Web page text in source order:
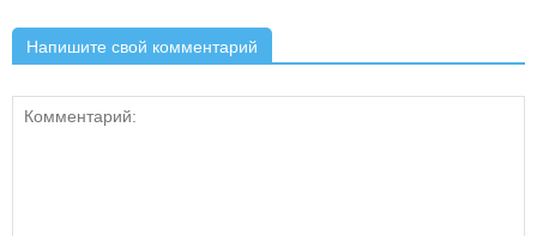
Напишите свой комментарий